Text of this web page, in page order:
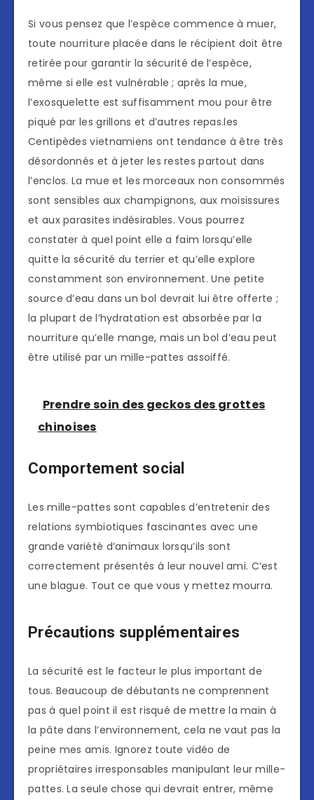
Si vous pensez que l’espèce commence à muer,
toute nourriture placée dans le récipient doit être
retirée pour garantir la sécurité de l’espèce,
même si elle est vulnérable ; après la mue,
l’exosquelette est suffisamment mou pour être
piqué par les grillons et d’autres repas.les
Centipèdes vietnamiens ont tendance à être très
désordonnés et à jeter les restes partout dans
l’enclos. La mue et les morceaux non consommés
sont sensibles aux champignons, aux moisissures
et aux parasites indésirables. Vous pourrez
constater à quel point elle a faim lorsqu’elle
quitte la sécurité du terrier et qu’elle explore
constamment son environnement. Une petite
source d’eau dans un bol devrait lui être offerte ;
la plupart de l’hydratation est absorbée par la
nourriture qu’elle mange, mais un bol d’eau peut
être utilisé par un mille-pattes assoiffé.
Prendre soin des geckos des grottes
chinoises
Comportement social
Les mille-pattes sont capables d’entretenir des
relations symbiotiques fascinantes avec une
grande variété d’animaux lorsqu’ils sont
correctement présentés à leur nouvel ami. C’est
une blague. Tout ce que vous y mettez mourra.
Précautions supplémentaires
La sécurité est le facteur le plus important de
tous. Beaucoup de débutants ne comprennent
pas à quel point il est risqué de mettre la main à
la pâte dans l’environnement, cela ne vaut pas la
peine mes amis. Ignorez toute vidéo de
propriétaires irresponsables manipulant leur mille-
pattes. La seule chose qui devrait entrer, même